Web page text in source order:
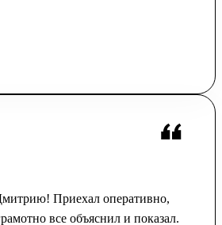
Приехал оперативно,
все объяснил и показал.